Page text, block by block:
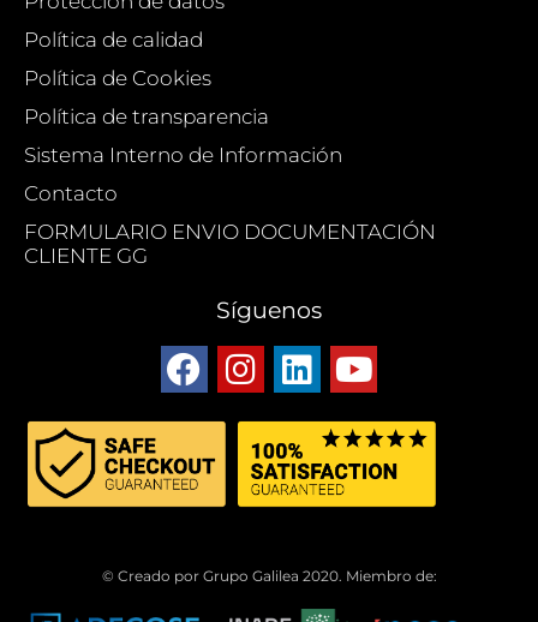
Política de calidad
Política de Cookies
Política de transparencia
Sistema Interno de Información
Contacto
FORMULARIO ENVIO DOCUMENTACIÓN
CLIENTE GG
Síguenos
© Creado por Grupo Galilea 2020. Miembro de: